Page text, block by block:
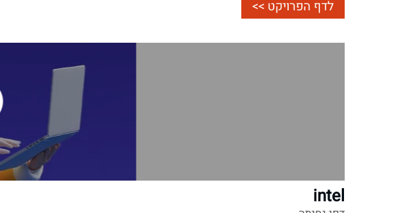
לדף הפרויקט >>
intel